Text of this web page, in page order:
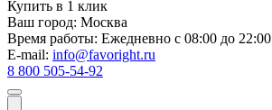
Купить в 1 клик
Ваш город: Москва
Время работы: Ежедневно с 08:00 до 22:00
E-mail: info@favoright.ru
8 800 505-54-92